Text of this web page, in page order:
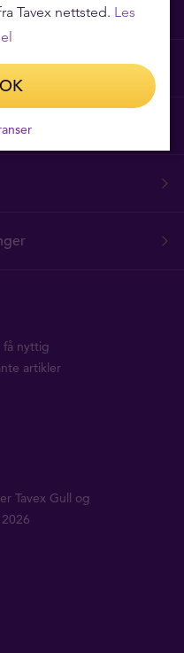
få nyttig
artikler
Tavex Gull og
Tavex nettsted. Les